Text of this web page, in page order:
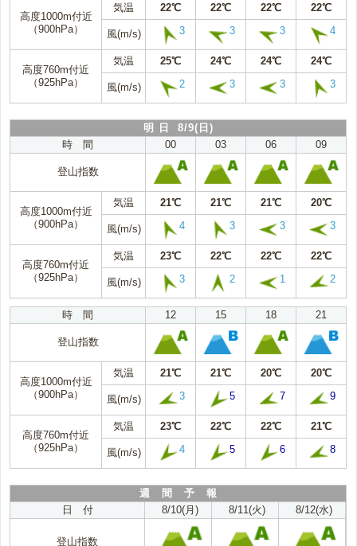
高度1000m付近
（900hPa）
気温 22℃ 22℃ 22℃ 22℃
風(m/s) 3 3 3 4
高度760m付近
（925hPa）
気温 25℃ 24℃ 24℃ 24℃
風(m/s) 2 3 3 3
明 日 8/9(日)
時 間
00 03 06 09
登山指数
高度1000m付近
（900hPa）
気温 21℃ 21℃ 21℃ 20℃
風(m/s) 4 3 3 3
高度760m付近
（925hPa）
気温 23℃ 22℃ 22℃ 22℃
風(m/s) 3 2 1 2
時 間 12 15 18 21
登山指数
高度1000m付近
（900hPa）
気温 21℃ 21℃ 20℃ 20℃
風(m/s) 3 5 7 9
高度760m付近
（925hPa）
気温 23℃ 22℃ 22℃ 21℃
風(m/s) 4 5 6 8
週 間 予 報
日 付
8/10(月) 8/11(火) 8/12(水)
登山指数